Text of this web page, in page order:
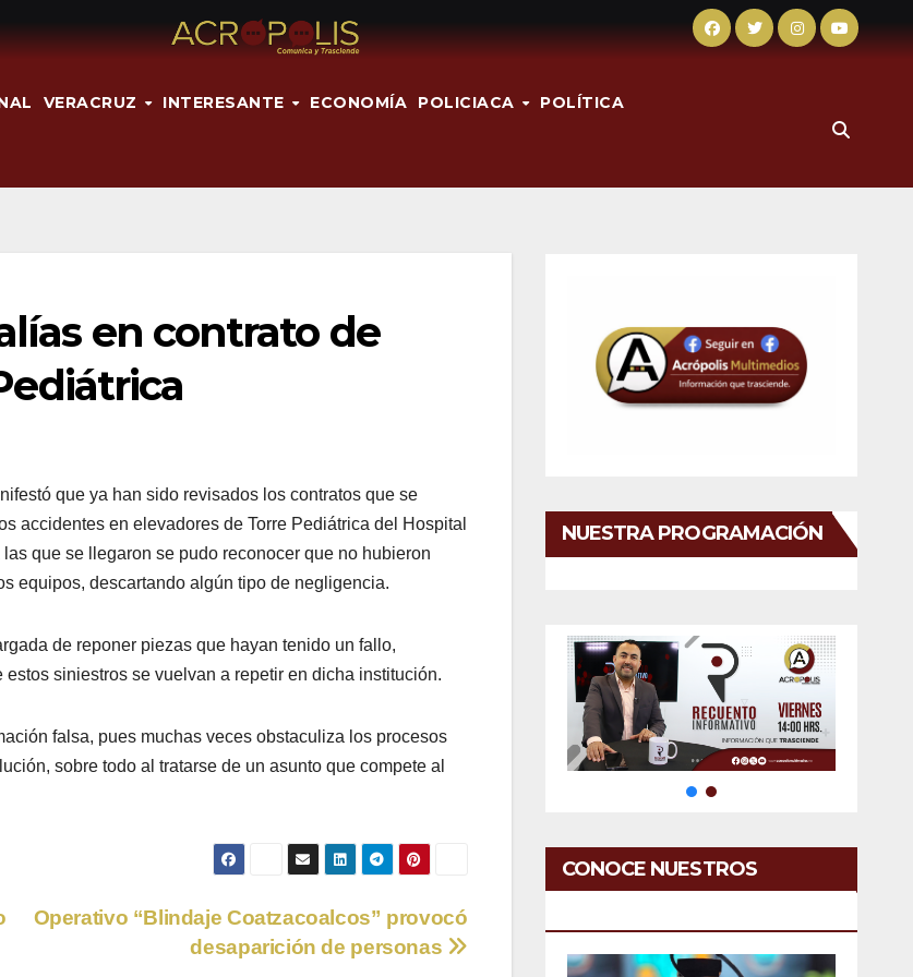
VERACRUZ INTERESANTE ECONOMÍA POLICIACA POLÍTICA
en contrato de
que ya han sido revisados los contratos que se
accidentes en elevadores de Torre Pediátrica del Hospital
que se llegaron se pudo reconocer que no hubieron
equipos, descartando algún tipo de negligencia.
de reponer piezas que hayan tenido un fallo,
siniestros se vuelvan a repetir en dicha institución.
falsa, pues muchas veces obstaculiza los procesos
sobre todo al tratarse de un asunto que compete al
Operativo “Blindaje Coatzacoalcos” provocó
desaparición de personas
NUESTRA PROGRAMACIÓN
CONOCE NUESTROS